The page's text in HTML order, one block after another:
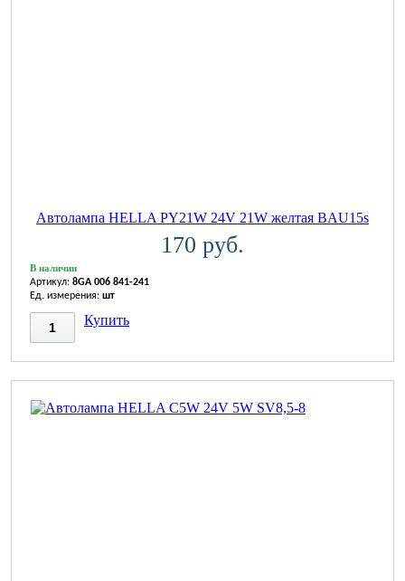
Автолампа HELLA PY21W 24V 21W желтая BAU15s
170 руб.
В наличии
Артикул: 8GA 006 841-241
Ед. измерения: шт
Купить